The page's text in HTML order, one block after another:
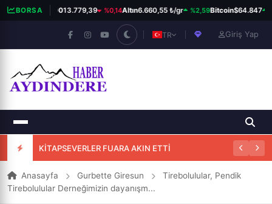
BORSABIST 10013.779,39 %0,14Altın6.660,55 ₺/gr %2,59Bitcoin$64.847
TR Giriş Yap
KİTAPSEVERLER FUARA AKIN ETTİ
Anasayfa Gurbette Giresun
Tirebolulular, Pendik
Tirebolulular Derneğimizin dayanışm...